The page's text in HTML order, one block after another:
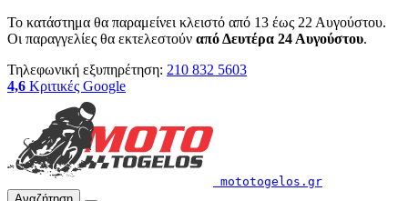
Το κατάστημα θα παραμείνει κλειστό από 13 έως 22 Αυγούστου.
Οι παραγγελίες θα εκτελεστούν από Δευτέρα 24 Αυγούστου.
Τηλεφωνική εξυπηρέτηση: 210 832 5603
4,6 Κριτικές Google
mototogelos.gr